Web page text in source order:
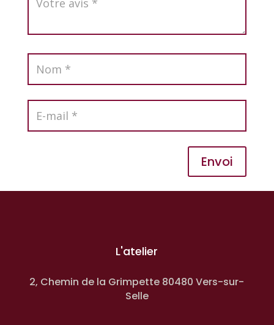
Envoi
L'atelier
2, Chemin de la Grimpette 80480 Vers-sur-
Selle